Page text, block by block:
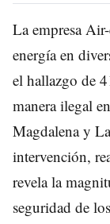
La empresa
energía en
el hallazgo de
manera ilegal
Magdalena y
intervención,
revela la
seguridad de